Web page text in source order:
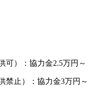
可）：協力金2.5万円～
禁止）：協力金3万円～